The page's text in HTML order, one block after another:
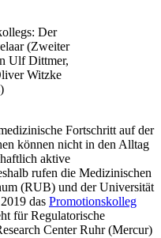
Der
(Zweiter
Ulf Dittmer,
Witzke
Fortschritt auf der
können nicht in den Alltag
aktive
rufen die Medizinischen
(RUB) und der Universität
das Promotionskolleg
für Regulatorische
Center Ruhr (Mercur)